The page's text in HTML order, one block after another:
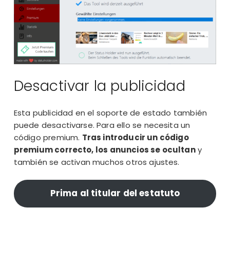
Desactivar la publicidad
Esta publicidad en el soporte de estado también
puede desactivarse. Para ello se necesita un
código premium. Tras introducir un código
premium correcto, los anuncios se ocultany
también se activan muchos otros ajustes.
Prima al titular del estatuto